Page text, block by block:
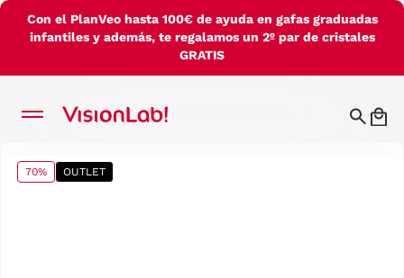
Con el PlanVeo hasta 100€ de ayuda en gafas graduadas
infantiles y además, te regalamos un 2º par de cristales
GRATIS
70% OUTLET